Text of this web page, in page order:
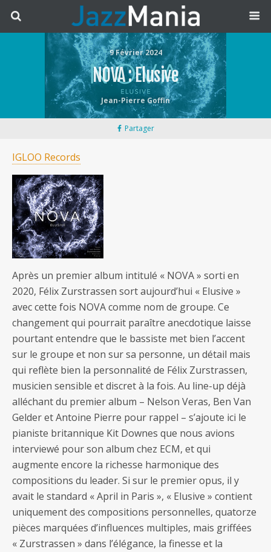
9 Février 2024
NOVA : Elusive
Jean-Pierre Goffin
Partager
IGLOO Records
Après un premier album intitulé « NOVA » sorti en
2020, Félix Zurstrassen sort aujourd’hui « Elusive »
avec cette fois NOVA comme nom de groupe. Ce
changement qui pourrait paraître anecdotique laisse
pourtant entendre que le bassiste met bien l’accent
sur le groupe et non sur sa personne, un détail mais
qui reflète bien la personnalité de Félix Zurstrassen,
musicien sensible et discret à la fois. Au line-up déjà
alléchant du premier album – Nelson Veras, Ben Van
Gelder et Antoine Pierre pour rappel – s’ajoute ici le
pianiste britannique Kit Downes que nous avions
interviewé pour son album chez ECM, et qui
augmente encore la richesse harmonique des
compositions du leader. Si sur le premier opus, il y
avait le standard « April in Paris », « Elusive » contient
uniquement des compositions personnelles, quatorze
pièces marquées d’influences multiples, mais griffées
« Zurstrassen » dans l’élégance, la finesse et la